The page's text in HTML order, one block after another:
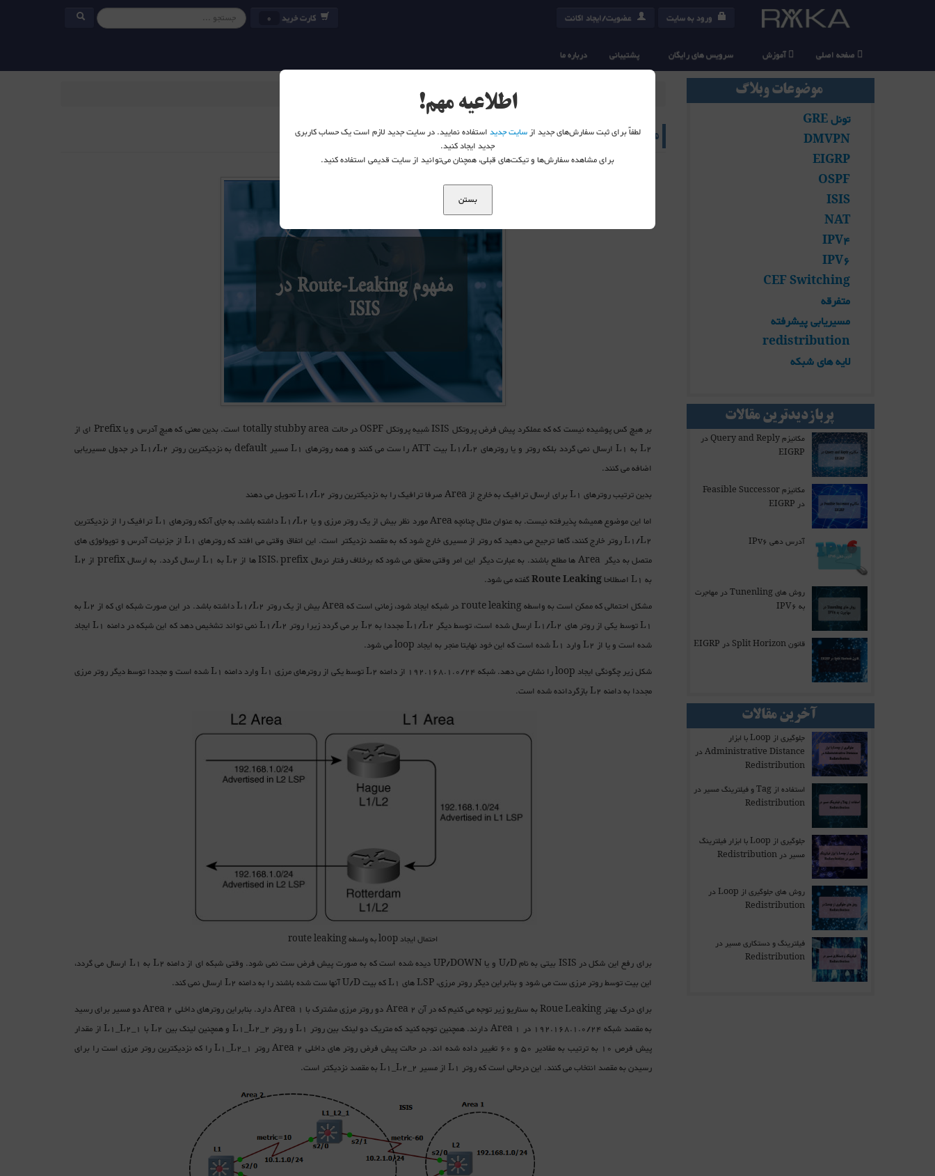
ورود به سایت عضویت/ایجاد اکانت کارت خرید 0
صفحه اصلی آموزش سرویس های رایگان پشتیبانی درباره ما
ISIS مفهوم Route-Leaking در ISIS
مفهوم Route-Leaking در ISIS
ISIS منتشر شده در 13 آذر 1396
بر هیچ کس پوشیده نیست که که عملکرد پیش فرض پروتکل ISIS شبیه پروتکل OSPF در حالت totally stubby area است. بدین معنی که هیچ آدرس و یا Prefix ای از
L2 به L1 ارسال نمی گردد بلکه روتر و یا روترهای L1/L2 بیت ATT را ست می کنند و همه روترهای L1 مسیر default به نزدیکترین روتر L1/L2 در جدول مسیریابی
اضافه می کنند.
بدین ترتیب روترهای L1 برای ارسال ترافیک به خارج از Area صرفا ترافیک را به نزدیکترین روتر L1/L2 تحویل می دهند
اما این موضوع همیشه پذیرفته نیست. به عنوان مثال چنانچه Area مورد نظر بیش از یک روتر مرزی و یا L1/L2 داشته باشد، به جای آنکه روترهای L1 ترافیک را از نزدیکترین
L1/L2 روتر خارج کنند، گاها ترجیح می دهید که روتر از مسیری خارج شود که به مقصد نزدیکتر است. این اتفاق وقتی می افتد که روترهای L1 از جزئیات آدرس و توپولوژی های
متصل به دیگر Area ها مطلع باشند. به عبارت دیگر این امر وقتی محقق می شود که برخلاف رفتار نرمال ISIS، prefix ها از L2 به L1 ارسال گردد. به ارسال prefix از L2
به L1 اصطلاحا
Route Leakingگفته می شود.
مشکل احتمالی که ممکن است به واسطه route leaking در شبکه ایجاد شود، زمانی است که Area بیش از یک روتر L1/L2 داشته باشد. در این صورت شبکه ای که از L2 به
L1 توسط یکی از روتر های L1/L2 ارسال شده است، توسط دیگر L1/L2 مجددا به L2 بر می گردد زیرا روتر L1/L2 نمی تواند تشخیص دهد که این شبکه در دامنه L1 ایجاد
شده است و یا از L2 وارد L1 شده است که این خود نهایتا منجر به ایجاد loop می شود.
شکل زیر چگونگی ایجاد loop را نشان می دهد. شبکه 192.168.1.0/24 از دامنه L2 توسط یکی از روترهای مرزی L1 وارد دامنه L1 شده است و مجددا توسط دیگر روتر مرزی
مجددا به دامنه L2 بازگردانده شده است.
احتمال ایجاد loop به واسطه route leaking
برای رفع این شکل در ISIS بیتی به نام U/D و یا UP/DOWN دیده شده است که به صورت پیش فرض ست نمی شود. وقتی شبکه ای از دامنه L2 به L1 ارسال می گردد،
این بیت توسط روتر مرزی ست می شود و بنابراین دیگر روتر مرزی، LSP های L1 که بیت U/D آنها ست شده باشند را به دامنه L2 ارسال نمی کند.
برای درک بهتر Roue Leaking به سناریو زیر توجه می کنیم که در آن Area 2 دو روتر مرزی مشترک با Area 1 دارد. بنابراین روترهای داخلی Area 2 دو مسیر برای رسید
به مقصد شبکه 192.168.1.0/24 در Area 1 دارند. همچنین توجه کنید که متریک دو لینک بین روتر L1 و روتر L1_L2_2 و همچنین لینک بین L2 با L1_L2_1 از مقدار
پیش فرص 10 به ترتیب به مقادیر 50 و 60 تغییر داده شده اند. در حالت پیش فرض روتر های داخلی Area 2 روتر L1_L2_1 را که نزدیکترین روتر مرزی است را برای
رسیدن به مقصد انتخاب می کنند. این درحالی است که روتر L1 از مسیر L1_L2_2 به مقصد نزدیکتر است.
موضوعات وبلاگ
تونل GRE
DMVPN
EIGRP
OSPF
ISIS
NAT
IPV4
IPV6
CEF Switching
متفرقه
مسیریابی پیشرفته
redistribution
لایه های شبکه
پربازدیدترین مقالات
مکانیزم Query and Reply در
EIGRP
مکانیزم Feasible Successor
در EIGRP
آدرس دهی IPv6
روش های Tunenling در مهاجرت
به IPV6
قانون Split Horizon در EIGRP
آخرین مقالات
جلوگیری از Loop با ابزار
Administrative Distance در
Redistribution
استفاده از Tag و فیلترینگ مسیر در
Redistribution
جلوگیری از Loop با ابزار فیلترینگ
مسیر در Redistribution
روش های جلوگیری از Loop در
Redistribution
فیلترینگ و دستکاری مسیر در
Redistribution
اطلاعیه مهم!
لطفاً برای ثبت سفارش‌های جدید ازسایت جدیداستفاده نمایید. در سایت جدید لازم است یک حساب کاربری
جدید ایجاد کنید.
برای مشاهده سفارش‌ها و تیکت‌های قبلی، همچنان می‌توانید از سایت قدیمی استفاده کنید.
بستن